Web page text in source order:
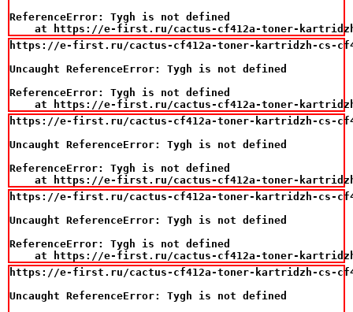
ReferenceError: Tygh is not defined
at https://e-first.ru/cactus-cf412a-toner-
https://e-first.ru/cactus-cf412a-toner-kartridzh-cs-
Uncaught ReferenceError: Tygh is not defined
ReferenceError: Tygh is not defined
at https://e-first.ru/cactus-cf412a-toner-
https://e-first.ru/cactus-cf412a-toner-kartridzh-cs-
Uncaught ReferenceError: Tygh is not defined
ReferenceError: Tygh is not defined
at https://e-first.ru/cactus-cf412a-toner-
https://e-first.ru/cactus-cf412a-toner-kartridzh-cs-
Uncaught ReferenceError: Tygh is not defined
ReferenceError: Tygh is not defined
at https://e-first.ru/cactus-cf412a-toner-
https://e-first.ru/cactus-cf412a-toner-kartridzh-cs-
Uncaught ReferenceError: Tygh is not defined